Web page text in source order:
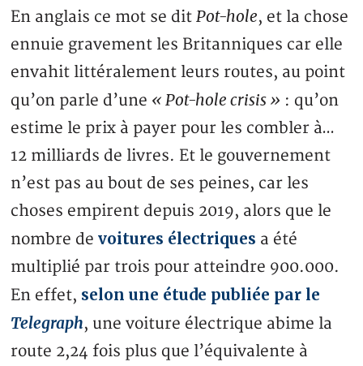
En anglais ce mot se ditPot-hole, et la chose
ennuie gravement les Britanniques car elle
envahit littéralement leurs routes, au point
qu’on parle d’une « Pot-hole crisis » : qu’on
estime le prix à payer pour les combler à…
12 milliards de livres. Et le gouvernement
n’est pas au bout de ses peines, car les
choses empirent depuis 2019, alors que le
nombre devoitures électriques a été
multiplié par trois pour atteindre 900.000.
En effet, selon une étude publiée par le
Telegraph, une voiture électrique abime la
route 2,24 fois plus que l’équivalente à